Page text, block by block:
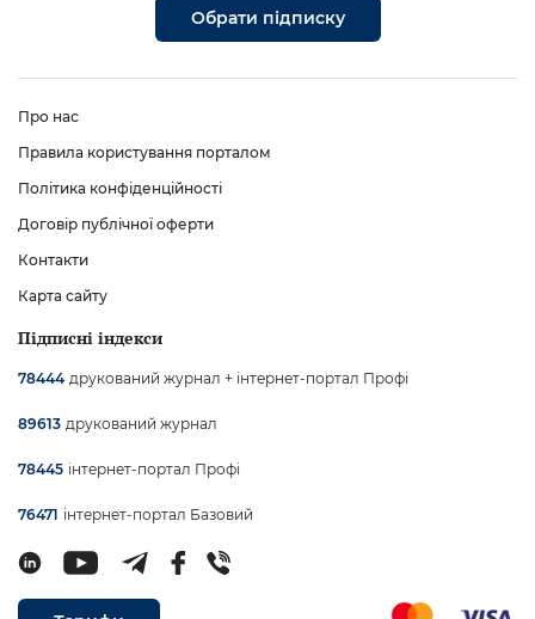
Обрати підписку
Про нас
Правила користування порталом
Політика конфіденційності
Договір публічної оферти
Контакти
Карта сайту
Підписні індекси
78444 друкований журнал + інтернет-портал Профі
89613 друкований журнал
78445 інтернет-портал Профі
76471 інтернет-портал Базовий